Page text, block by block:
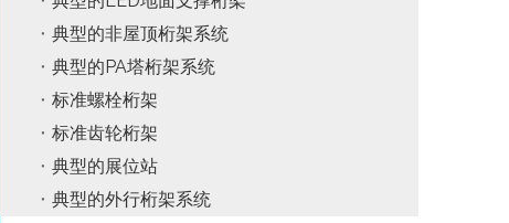
典型的非屋顶桁架系统
典型的PA塔桁架系统
标准螺栓桁架
标准齿轮桁架
典型的展位站
典型的外行桁架系统